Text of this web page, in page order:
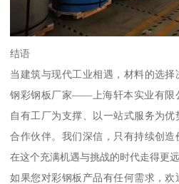
结语
当建筑与现代工业相遇，材料的选
钢彩钢板厂家——上海轩本实业有限
自有工厂为支撑、以一站式服务为
合作伙伴。我们深信，只有持续创
在这个充满机遇与挑战的时代走得更远
如果您对彩钢板产品有任何需求，